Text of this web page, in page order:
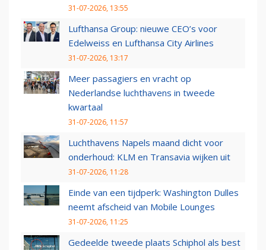
31-07-2026, 13:55
Lufthansa Group: nieuwe CEO’s voor
Edelweiss en Lufthansa City Airlines
31-07-2026, 13:17
Meer passagiers en vracht op
Nederlandse luchthavens in tweede
kwartaal
31-07-2026, 11:57
Luchthavens Napels maand dicht voor
onderhoud: KLM en Transavia wijken uit
31-07-2026, 11:28
Einde van een tijdperk: Washington Dulles
neemt afscheid van Mobile Lounges
31-07-2026, 11:25
Gedeelde tweede plaats Schiphol als best